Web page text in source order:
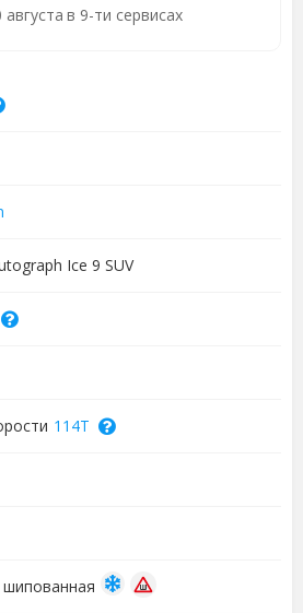
августа в 9-ти сервисах
Ice 9 SUV
114T